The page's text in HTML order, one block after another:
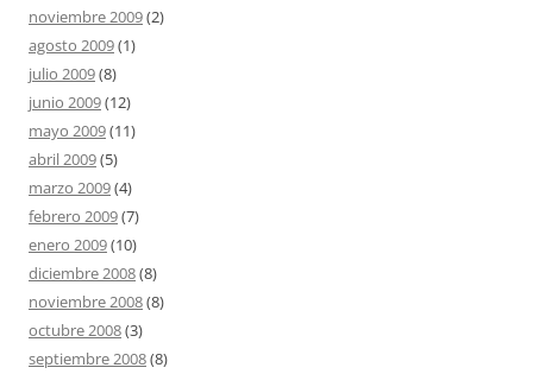
noviembre 2009(2)
agosto 2009(1)
julio 2009(8)
junio 2009(12)
mayo 2009(11)
abril 2009(5)
marzo 2009(4)
febrero 2009(7)
enero 2009(10)
diciembre 2008(8)
noviembre 2008(8)
octubre 2008(3)
septiembre 2008(8)